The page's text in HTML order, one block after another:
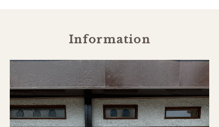
Information